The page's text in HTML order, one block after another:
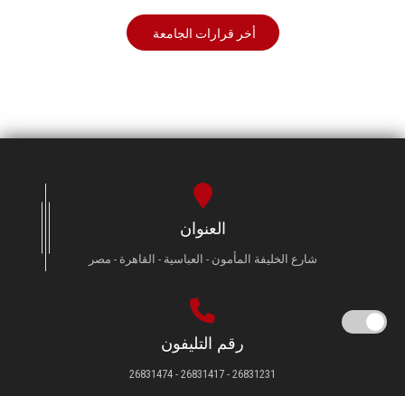
أخر قرارات الجامعة
العنوان
شارع الخليفة المأمون - العباسية - القاهرة - مصر
رقم التليفون
26831231 - 26831417 - 26831474